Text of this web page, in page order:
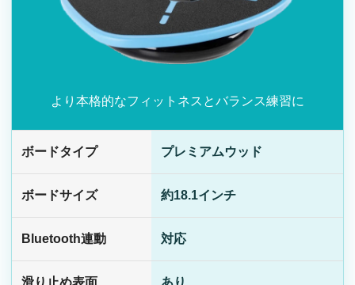
より本格的なフィットネスとバランス練習に
ボードタイプ プレミアムウッド
ボードサイズ 約18.1インチ
Bluetooth連動 対応
滑り止め表面 あり